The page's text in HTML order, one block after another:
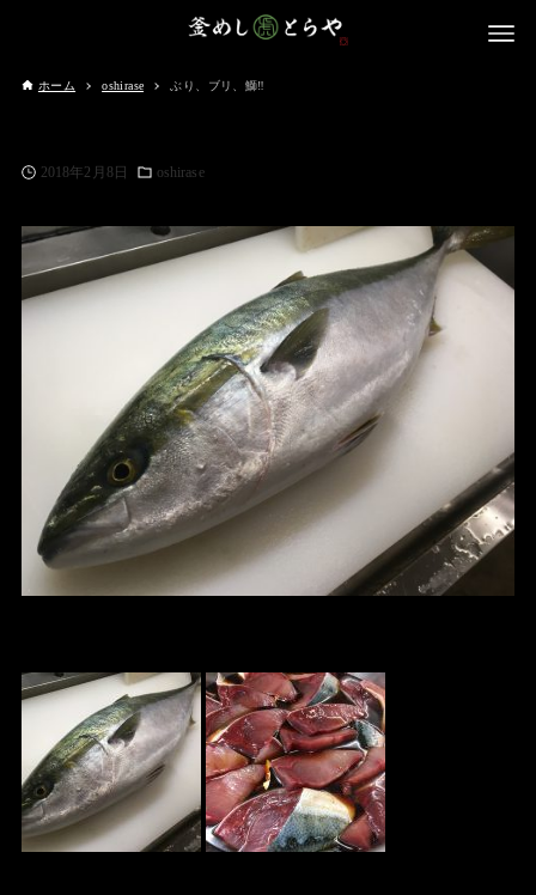
ホーム oshirase ぶり、ブリ、鰤‼️
2018年2月8日 oshirase